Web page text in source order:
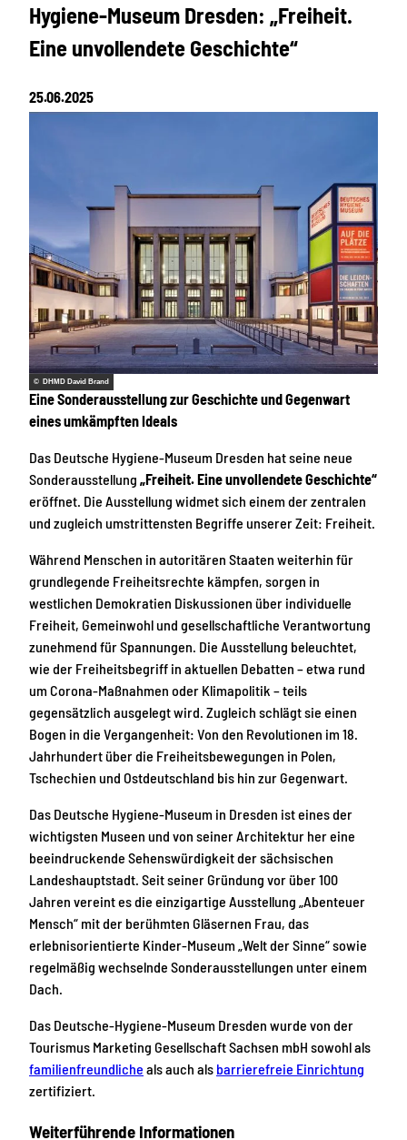
Hygiene-Museum Dresden: „Freiheit.
Eine unvollendete Geschichte“
25.06.2025
© DHMD David Brand
Eine Sonderausstellung zur Geschichte und Gegenwart
eines umkämpften Ideals
Das Deutsche Hygiene-Museum Dresden hat seine neue
Sonderausstellung „Freiheit. Eine unvollendete Geschichte“
eröffnet. Die Ausstellung widmet sich einem der zentralen
und zugleich umstrittensten Begriffe unserer Zeit: Freiheit.
Während Menschen in autoritären Staaten weiterhin für
grundlegende Freiheitsrechte kämpfen, sorgen in
westlichen Demokratien Diskussionen über individuelle
Freiheit, Gemeinwohl und gesellschaftliche Verantwortung
zunehmend für Spannungen. Die Ausstellung beleuchtet,
wie der Freiheitsbegriff in aktuellen Debatten – etwa rund
um Corona-Maßnahmen oder Klimapolitik – teils
gegensätzlich ausgelegt wird. Zugleich schlägt sie einen
Bogen in die Vergangenheit: Von den Revolutionen im 18.
Jahrhundert über die Freiheitsbewegungen in Polen,
Tschechien und Ostdeutschland bis hin zur Gegenwart.
Das Deutsche Hygiene-Museum in Dresden ist eines der
wichtigsten Museen und von seiner Architektur her eine
beeindruckende Sehenswürdigkeit der sächsischen
Landeshauptstadt. Seit seiner Gründung vor über 100
Jahren vereint es die einzigartige Ausstellung „Abenteuer
Mensch“ mit der berühmten Gläsernen Frau, das
erlebnisorientierte Kinder-Museum „Welt der Sinne“ sowie
regelmäßig wechselnde Sonderausstellungen unter einem
Dach.
Das Deutsche-Hygiene-Museum Dresden wurde von der
Tourismus Marketing Gesellschaft Sachsen mbH sowohl als
familienfreundliche als auch als barrierefreie Einrichtung
zertifiziert.
Weiterführende Informationen